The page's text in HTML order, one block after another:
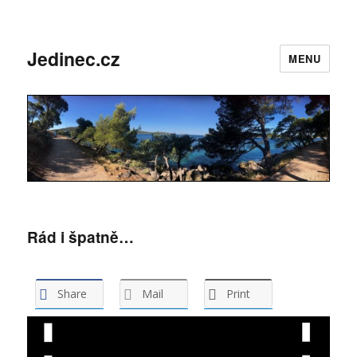
Jedinec.cz MENU
Rád i špatně…
Share Mail Print